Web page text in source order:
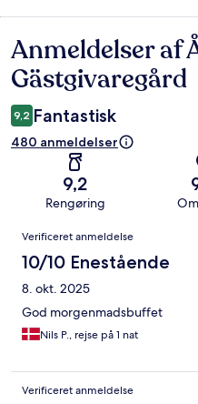
Anmeldelser
Anmeldelser af
Gästgivaregård
9,2 Fantastisk
480 anmeldelser
9,2
Rengøring
Anmeldelser
Verificeret anmeldelse
10/10 Enestående
8. okt. 2025
God morgenmadsbuffet
Nils P., rejse på 1 nat
Verificeret anmeldelse